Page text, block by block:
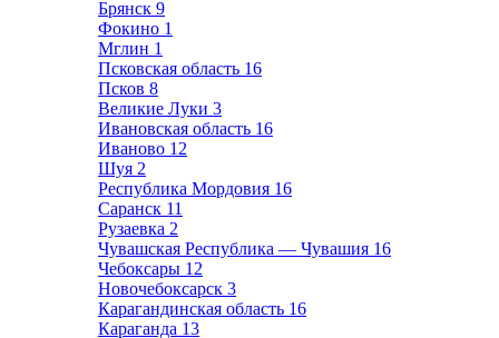
Брянск 9
Фокино 1
Мглин 1
Псковская область 16
Псков 8
Великие Луки 3
Ивановская область 16
Иваново 12
Шуя 2
Республика Мордовия 16
Саранск 11
Рузаевка 2
Чувашская Республика — Чувашия 16
Чебоксары 12
Новочебоксарск 3
Карагандинская область 16
Караганда 13